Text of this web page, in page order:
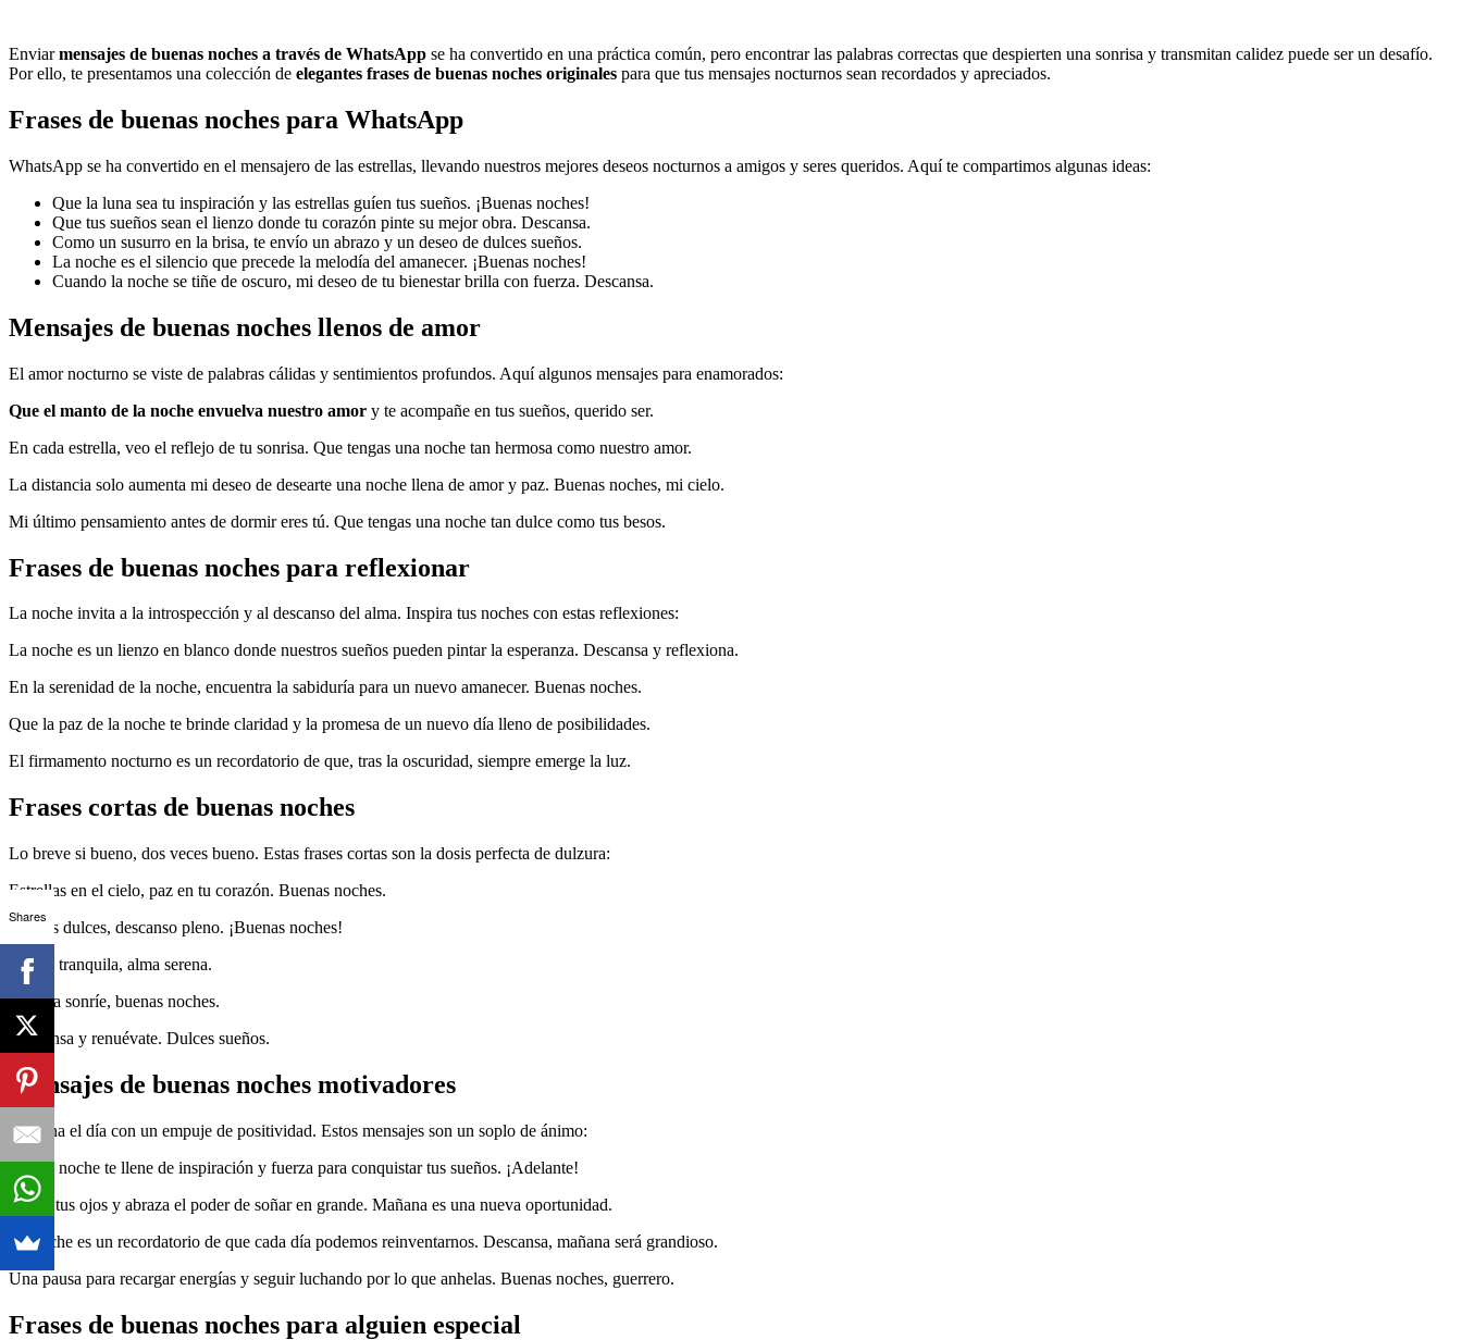
Enviarmensajes de buenas noches a través de WhatsApp se ha convertido en una práctica común, pero encontrar las palabras correctas que despierten una sonrisa y transmitan calidez puede ser un desafío.
Por ello, te presentamos una colección de elegantes frases de buenas noches originales para que tus mensajes nocturnos sean recordados y apreciados.
Frases de buenas noches para WhatsApp
WhatsApp se ha convertido en el mensajero de las estrellas, llevando nuestros mejores deseos nocturnos a amigos y seres queridos. Aquí te compartimos algunas ideas:
Que la luna sea tu inspiración y las estrellas guíen tus sueños. ¡Buenas noches!
Que tus sueños sean el lienzo donde tu corazón pinte su mejor obra. Descansa.
Como un susurro en la brisa, te envío un abrazo y un deseo de dulces sueños.
La noche es el silencio que precede la melodía del amanecer. ¡Buenas noches!
Cuando la noche se tiñe de oscuro, mi deseo de tu bienestar brilla con fuerza. Descansa.
Mensajes de buenas noches llenos de amor
El amor nocturno se viste de palabras cálidas y sentimientos profundos. Aquí algunos mensajes para enamorados:
Que el manto de la noche envuelva nuestro amor y te acompañe en tus sueños, querido ser.
En cada estrella, veo el reflejo de tu sonrisa. Que tengas una noche tan hermosa como nuestro amor.
La distancia solo aumenta mi deseo de desearte una noche llena de amor y paz. Buenas noches, mi cielo.
Mi último pensamiento antes de dormir eres tú. Que tengas una noche tan dulce como tus besos.
Frases de buenas noches para reflexionar
La noche invita a la introspección y al descanso del alma. Inspira tus noches con estas reflexiones:
La noche es un lienzo en blanco donde nuestros sueños pueden pintar la esperanza. Descansa y reflexiona.
En la serenidad de la noche, encuentra la sabiduría para un nuevo amanecer. Buenas noches.
Que la paz de la noche te brinde claridad y la promesa de un nuevo día lleno de posibilidades.
El firmamento nocturno es un recordatorio de que, tras la oscuridad, siempre emerge la luz.
Frases cortas de buenas noches
Lo breve si bueno, dos veces bueno. Estas frases cortas son la dosis perfecta de dulzura:
Estrellas en el cielo, paz en tu corazón. Buenas noches.
Sueños dulces, descanso pleno. ¡Buenas noches!
Noche tranquila, alma serena.
La luna sonríe, buenas noches.
Descansa y renuévate. Dulces sueños.
Mensajes de buenas noches motivadores
Termina el día con un empuje de positividad. Estos mensajes son un soplo de ánimo:
Que la noche te llene de inspiración y fuerza para conquistar tus sueños. ¡Adelante!
Cierra tus ojos y abraza el poder de soñar en grande. Mañana es una nueva oportunidad.
La noche es un recordatorio de que cada día podemos reinventarnos. Descansa, mañana será grandioso.
Una pausa para recargar energías y seguir luchando por lo que anhelas. Buenas noches, guerrero.
Frases de buenas noches para alguien especial
Shares